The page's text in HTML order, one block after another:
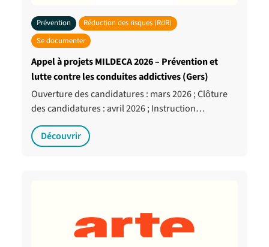
Prévention
Réduction des risques (RdR)
Se documenter
Appel à projets MILDECA 2026 – Prévention et
lutte contre les conduites addictives (Gers)
Ouverture des candidatures : mars 2026 ; Clôture
des candidatures : avril 2026 ; Instruction…
Découvrir